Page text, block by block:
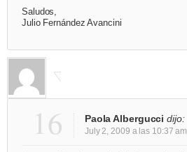
Saludos,
Julio Fernández Avancini
16 Paola Albergucci dijo:
July 2, 2009 a las 10:37 am